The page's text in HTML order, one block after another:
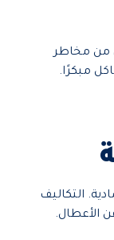
من مخاطر
مبكرًا.
التكاليف
الأعطال.